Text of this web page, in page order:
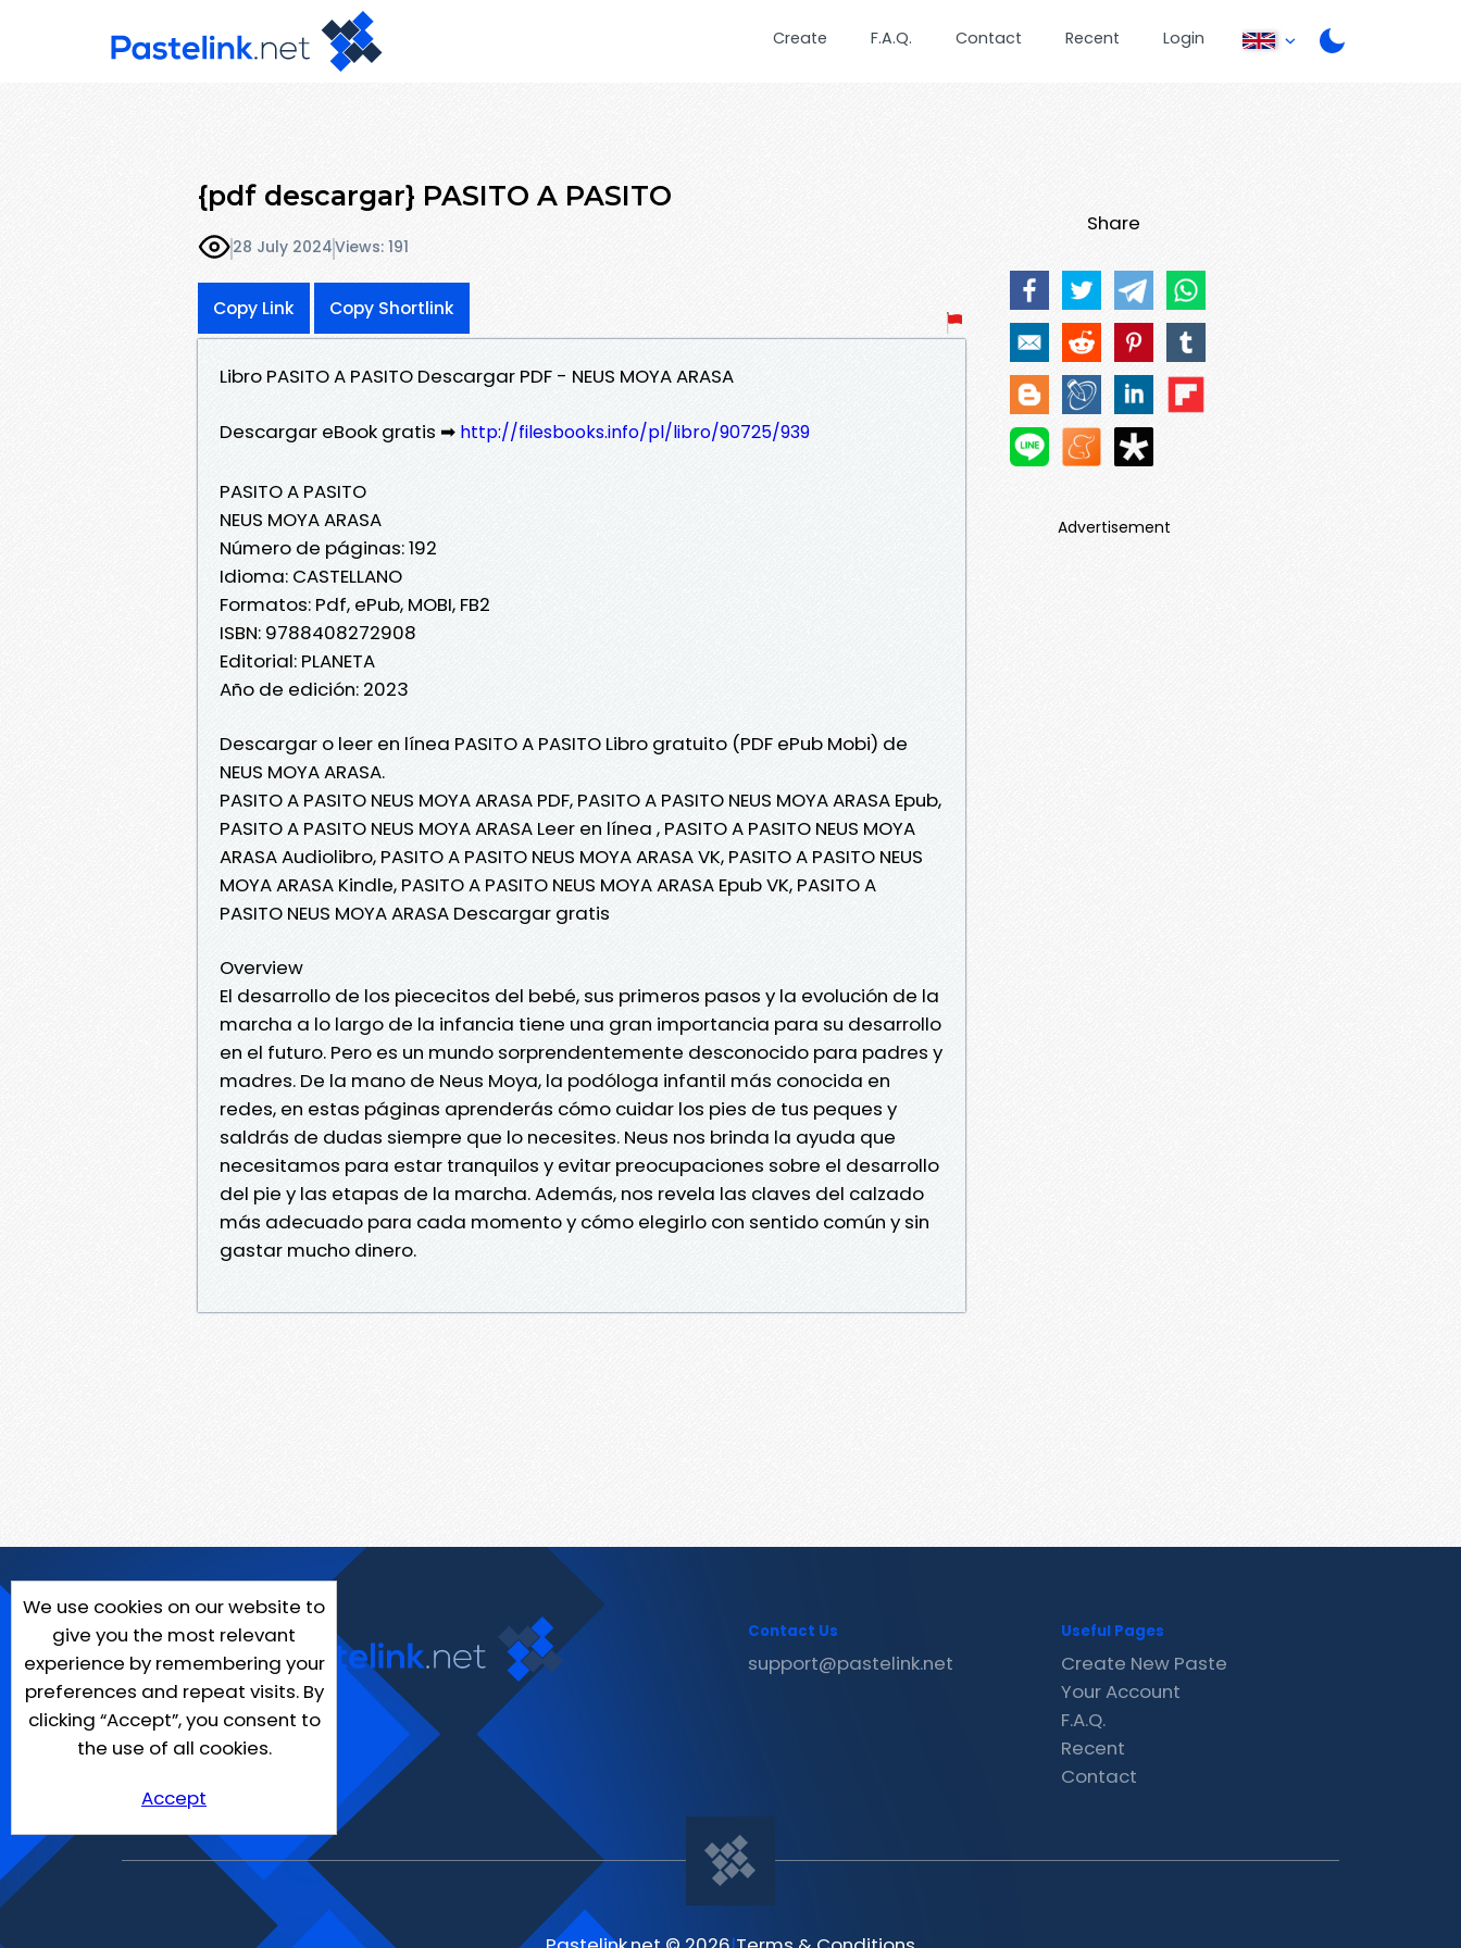
Create F.A.Q. Contact Recent Login
{pdf descargar} PASITO A PASITO
28 July 2024Views: 191
Copy Link Copy Shortlink
Libro PASITO A PASITO Descargar PDF - NEUS MOYA ARASA
Descargar eBook gratis ➡ http://filesbooks.info/pl/libro/90725/939
PASITO A PASITO
NEUS MOYA ARASA
Número de páginas: 192
Idioma: CASTELLANO
Formatos: Pdf, ePub, MOBI, FB2
ISBN: 9788408272908
Editorial: PLANETA
Año de edición: 2023
Descargar o leer en línea PASITO A PASITO Libro gratuito (PDF ePub Mobi) de
NEUS MOYA ARASA.
PASITO A PASITO NEUS MOYA ARASA PDF, PASITO A PASITO NEUS MOYA ARASA Epub,
PASITO A PASITO NEUS MOYA ARASA Leer en línea , PASITO A PASITO NEUS MOYA
ARASA Audiolibro, PASITO A PASITO NEUS MOYA ARASA VK, PASITO A PASITO NEUS
MOYA ARASA Kindle, PASITO A PASITO NEUS MOYA ARASA Epub VK, PASITO A
PASITO NEUS MOYA ARASA Descargar gratis
Overview
El desarrollo de los piececitos del bebé, sus primeros pasos y la evolución de la
marcha a lo largo de la infancia tiene una gran importancia para su desarrollo
en el futuro. Pero es un mundo sorprendentemente desconocido para padres y
madres. De la mano de Neus Moya, la podóloga infantil más conocida en
redes, en estas páginas aprenderás cómo cuidar los pies de tus peques y
saldrás de dudas siempre que lo necesites. Neus nos brinda la ayuda que
necesitamos para estar tranquilos y evitar preocupaciones sobre el desarrollo
del pie y las etapas de la marcha. Además, nos revela las claves del calzado
más adecuado para cada momento y cómo elegirlo con sentido común y sin
gastar mucho dinero.
Share
Advertisement
We use cookies on our website to
give you the most relevant
experience by remembering your
preferences and repeat visits. By
clicking “Accept”, you consent to
the use of all cookies.
Accept
Contact Us
support@pastelink.net
Useful Pages
Create New Paste
Your Account
F.A.Q.
Recent
Contact